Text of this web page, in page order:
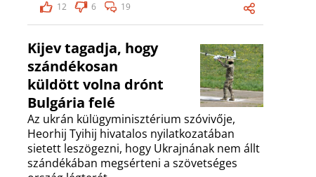
12
6 19
Kijev tagadja, hogy
szándékosan
küldött volna drónt
Bulgária felé
Az ukrán külügyminisztérium szóvivője,
Heorhij Tyihij hivatalos nyilatkozatában
sietett leszögezni, hogy Ukrajnának nem állt
szándékában megsérteni a szövetséges